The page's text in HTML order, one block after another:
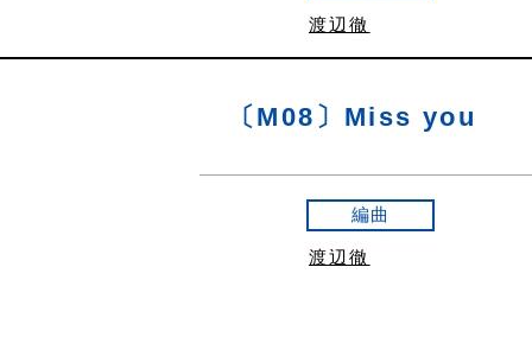
渡辺徹
〔M08〕Miss you
編曲
渡辺徹